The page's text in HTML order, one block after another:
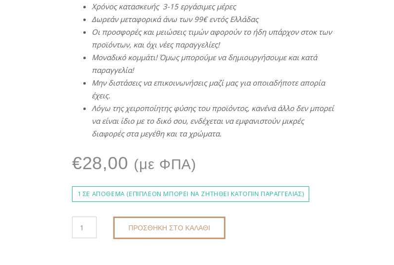
Χρόνος κατασκευής 3-15 εργάσιμες μέρες
Δωρεάν μεταφορικά άνω των99€εντός Ελλάδας
Οιπροσφορές και μειώσεις τιμών αφορούν το ήδη υπάρχον στοκ των
προϊόντων, και όχι νέεςπαραγγελίες!
Μοναδικό κομμάτι! Όμως μπορούμε να δημιουργήσουμε και κατά
παραγγελία!
Μην διστάσεις να επικοινωνήσεις μαζί μας για οποιαδήποτε απορία
έχεις.
Λόγω της χειροποίητης φύσης τουπροϊόντος, κανένα άλλο δεν μπορεί
να είναι ίδιο με το δικό σου, ενδέχεται να εμφανιστούν μικρές
διαφορές στα μεγέθηκαι τα χρώματα.
€28,00 (με ΦΠΑ)
1 ΣΕ ΑΠΌΘΕΜΑ (ΕΠΙΠΛΈΟΝ ΜΠΟΡΕΊ ΝΑ ΖΗΤΗΘΕΊ ΚΑΤΌΠΙΝ ΠΑΡΑΓΓΕΛΊΑΣ)
ΚΟΛΙΈ
ΠΡΟΣΘΉΚΗ ΣΤΟ ΚΑΛΆΘΙ